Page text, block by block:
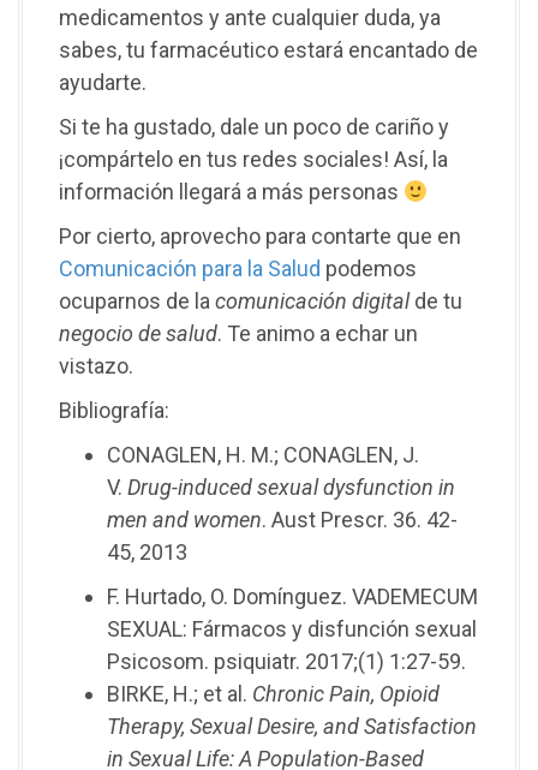
medicamentos y ante cualquier duda, ya
sabes, tu farmacéutico estará encantado de
ayudarte.
Si te ha gustado, dale un poco de cariño y
¡compártelo en tus redes sociales! Así, la
información llegará a más personas
Por cierto, aprovecho para contarte que en
Comunicación para la Salud podemos
ocuparnos de lacomunicación digitalde tu
negocio de salud. Te animo a echar un
vistazo.
Bibliografía:
CONAGLEN, H. M.; CONAGLEN, J.
V. Drug-induced sexual dysfunction in
men and women. Aust Prescr. 36. 42-
45, 2013
F. Hurtado, O. Domínguez. VADEMECUM
SEXUAL: Fármacos y disfunción sexual
Psicosom. psiquiatr. 2017;(1) 1:27-59.
BIRKE, H.; et al. Chronic Pain, Opioid
Therapy, Sexual Desire, and Satisfaction
in Sexual Life: A Population-Based